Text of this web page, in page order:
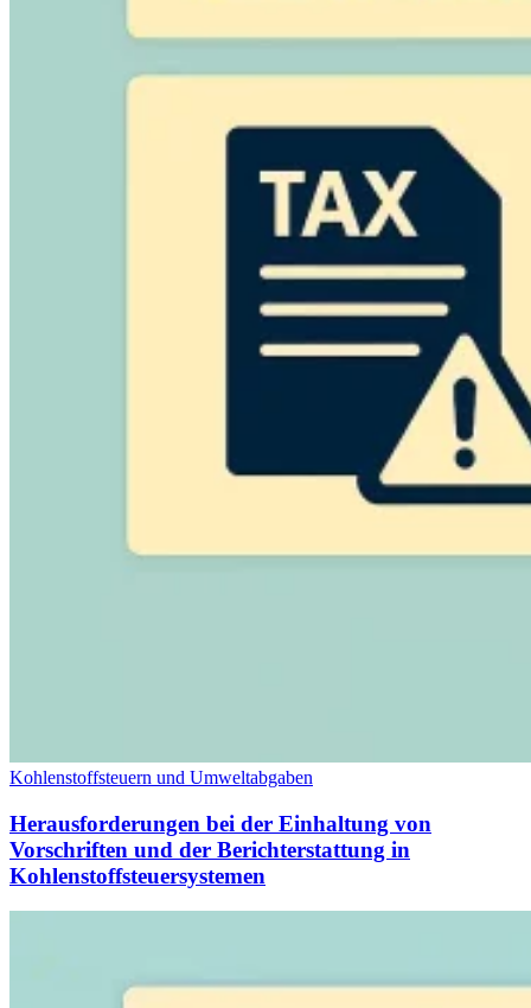
Kohlenstoffsteuern und Umweltabgaben
Herausforderungen bei der Einhaltung von
Vorschriften und der Berichterstattung in
Kohlenstoffsteuersystemen